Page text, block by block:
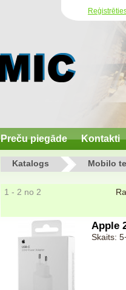
Preču piegāde Kontakti
Katalogs Mobilo
1 - 2 no 2
Apple
Skaits: